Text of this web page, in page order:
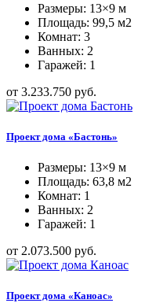
Размеры: 13×9 м
Площадь: 99,5 м2
Комнат: 3
Ванных: 2
Гаражей: 1
от 3.233.750 руб.
Проект дома «Бастонь»
Размеры: 13×9 м
Площадь: 63,8 м2
Комнат: 1
Ванных: 2
Гаражей: 1
от 2.073.500 руб.
Проект дома «Каноас»